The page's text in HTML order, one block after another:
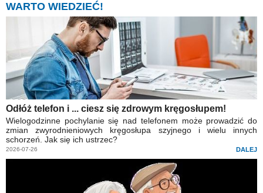
WARTO WIEDZIEĆ!
Odłóż telefon i ... ciesz się zdrowym kręgosłupem!
Wielogodzinne pochylanie się nad telefonem może prowadzić do
zmian zwyrodnieniowych kręgosłupa szyjnego i wielu innych
schorzeń. Jak się ich ustrzec?
2026-07-26 DALEJ